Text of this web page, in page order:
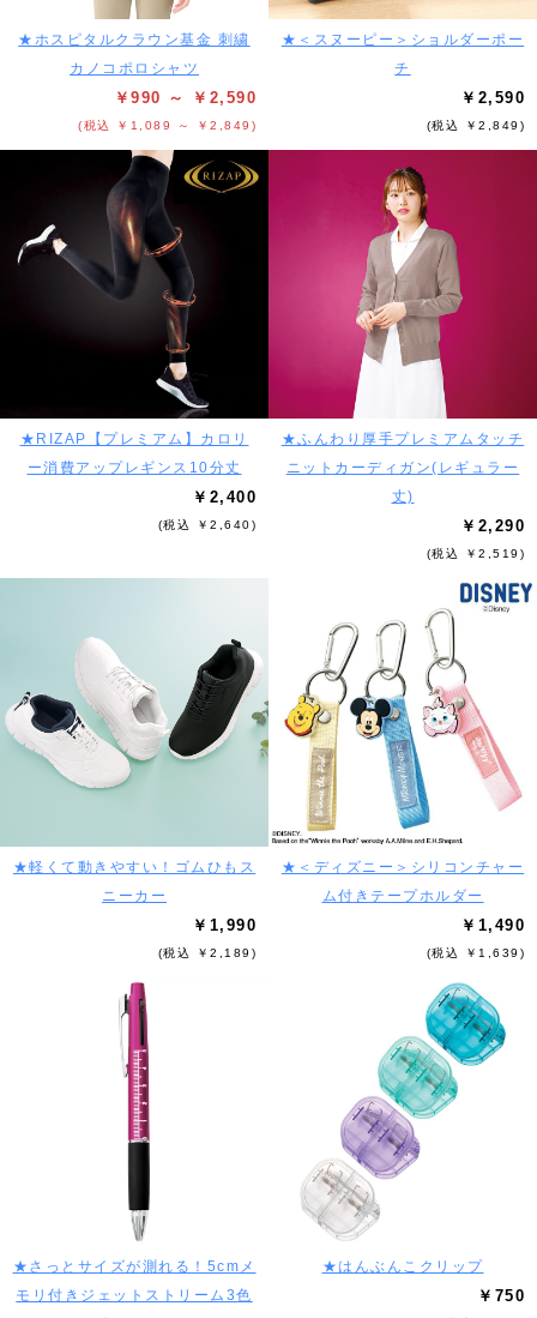
★ホスピタルクラウン基金 刺繍
カノコポロシャツ
￥990 ～ ￥2,590
(税込 ￥1,089 ～ ￥2,849)
★＜スヌーピー＞ショルダーポー
チ
￥2,590
(税込 ￥2,849)
★RIZAP【プレミアム】カロリ
ー消費アップレギンス10分丈
￥2,400
(税込 ￥2,640)
★ふんわり厚手プレミアムタッチ
ニットカーディガン(レギュラー
丈)
￥2,290
(税込 ￥2,519)
★軽くて動きやすい！ゴムひもス
ニーカー
￥1,990
(税込 ￥2,189)
★＜ディズニー＞シリコンチャー
ム付きテープホルダー
￥1,490
(税込 ￥1,639)
★さっとサイズが測れる！5cmメ
モリ付きジェットストリーム3色
★はんぶんこクリップ
￥750